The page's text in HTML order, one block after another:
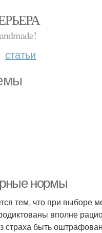
статьи
нормы
тем, что при выборе
вполне
страха быть